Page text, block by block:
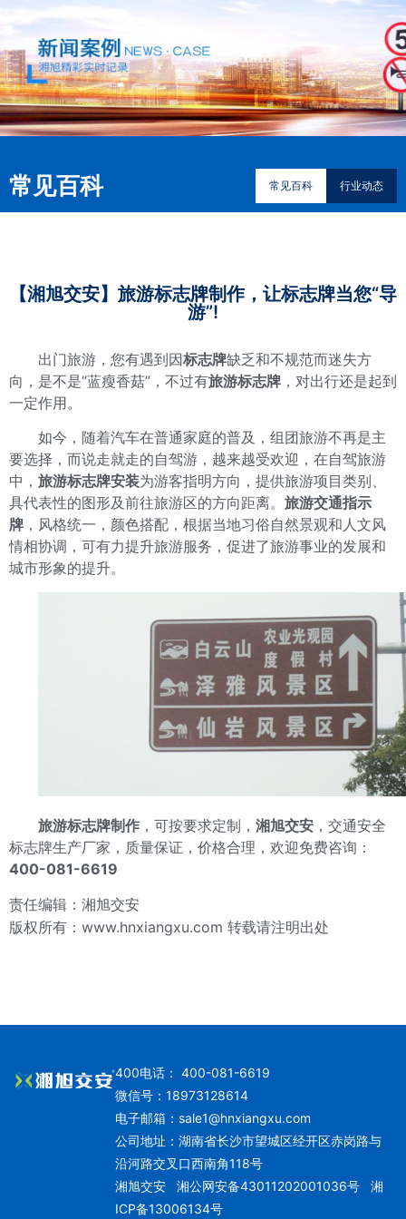
常见百科 常见百科 行业动态
【湘旭交安】旅游标志牌制作，让标志牌当您“导
游”!
出门旅游，您有遇到因标志牌缺乏和不规范而迷失方
向，是不是“蓝瘦香菇”，不过有旅游标志牌 ，对出行还是起到
一定作用。
如今，随着汽车在普通家庭的普及，组团旅游不再是主
要选择，而说走就走的自驾游，越来越受欢迎，在自驾旅游
中， 旅游标志牌安装为游客指明方向，提供旅游项目类别、
具代表性的图形及前往旅游区的方向距离。 旅游交通指示
牌 ，风格统一，颜色搭配，根据当地习俗自然景观和人文风
情相协调，可有力提升旅游服务，促进了旅游事业的发展和
城市形象的提升。
旅游标志牌制作 ，可按要求定制， 湘旭交安 ，交通安全
标志牌生产厂家，质量保证，价格合理，欢迎免费咨询：
400-081-6619
责任编辑：湘旭交安
版权所有： www.hnxiangxu.com 转载请注明出处
400电话： 400-081-6619
微信号：18973128614
电子邮箱： sale1@hnxiangxu.com
公司地址：湖南省长沙市望城区经开区赤岗路与
沿河路交叉口西南角118号
湘旭交安湘公网安备43011202001036号
湘
ICP备13006134号